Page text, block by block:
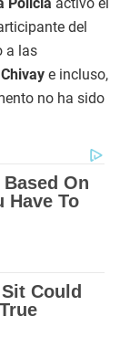
del
a las
e incluso,
no ha sido